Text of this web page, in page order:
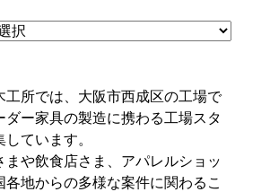
工所では、大阪市西成区の工場で
ダー家具の製造に携わる工場スタ
ています。
まや飲食店さま、アパレルショッ
各地からの多様な案件に関わるこ